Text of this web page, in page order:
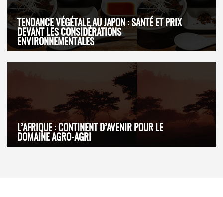
TENDANCE VÉGÉTALE AU JAPON : SANTÉ ET PRIX
DEVANT LES CONSIDÉRATIONS
ENVIRONNEMENTALES
L’AFRIQUE : CONTINENT D’AVENIR POUR LE
DOMAINE AGRO-AGRI